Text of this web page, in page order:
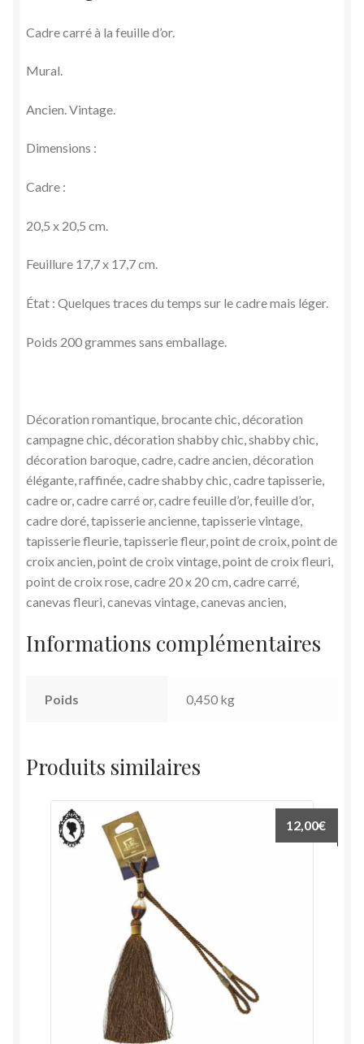
Cadre carré à la feuille d’or.
Mural.
Ancien. Vintage.
Dimensions :
Cadre :
20,5 x 20,5 cm.
Feuillure 17,7 x 17,7 cm.
État : Quelques traces du temps sur le cadre mais léger.
Poids 200 grammes sans emballage.
Décoration romantique, brocante chic, décoration
campagne chic, décoration shabby chic, shabby chic,
décoration baroque, cadre, cadre ancien, décoration
élégante, raffinée, cadre shabby chic, cadre tapisserie,
cadre or, cadre carré or, cadre feuille d’or, feuille d’or,
cadre doré, tapisserie ancienne, tapisserie vintage,
tapisserie fleurie, tapisserie fleur, point de croix, point de
croix ancien, point de croix vintage, point de croix fleuri,
point de croix rose, cadre 20 x 20 cm, cadre carré,
canevas fleuri, canevas vintage, canevas ancien,
Informations complémentaires
Poids 0,450 kg
Produits similaires
12,00€